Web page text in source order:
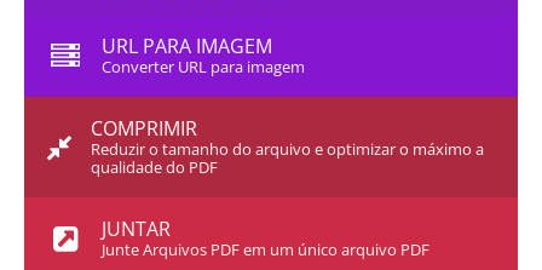
URL PARA IMAGEM
Converter URL para imagem
COMPRIMIR
Reduzir o tamanho do arquivo e optimizar o máximo a
qualidade do PDF
JUNTAR
Junte Arquivos PDF em um único arquivo PDF